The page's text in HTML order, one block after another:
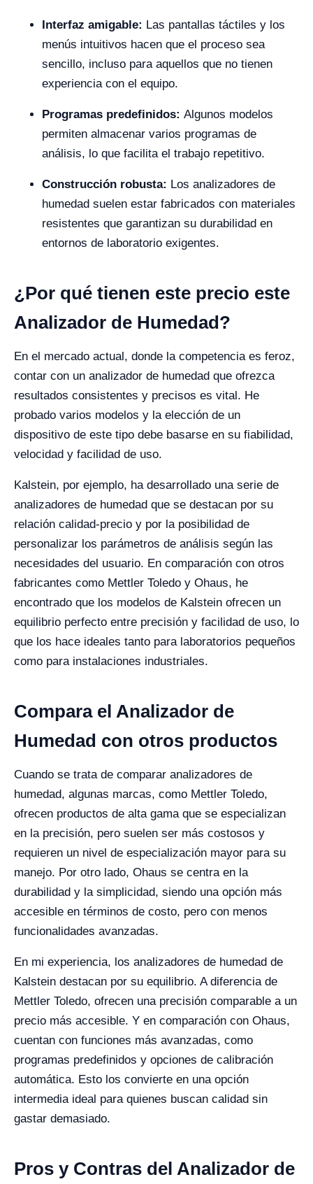
Interfaz amigable: Las pantallas táctiles y los
menús intuitivos hacen que el proceso sea
sencillo, incluso para aquellos que no tienen
experiencia con el equipo.
Programas predefinidos: Algunos modelos
permiten almacenar varios programas de
análisis, lo que facilita el trabajo repetitivo.
Construcción robusta: Los analizadores de
humedad suelen estar fabricados con materiales
resistentes que garantizan su durabilidad en
entornos de laboratorio exigentes.
¿Por qué tienen este precio este
Analizador de Humedad?
En el mercado actual, donde la competencia es feroz,
contar con un analizador de humedad que ofrezca
resultados consistentes y precisos es vital. He
probado varios modelos y la elección de un
dispositivo de este tipo debe basarse en su fiabilidad,
velocidad y facilidad de uso.
Kalstein, por ejemplo, ha desarrollado una serie de
analizadores de humedad que se destacan por su
relación calidad-precio y por la posibilidad de
personalizar los parámetros de análisis según las
necesidades del usuario. En comparación con otros
fabricantes como Mettler Toledo y Ohaus, he
encontrado que los modelos de Kalstein ofrecen un
equilibrio perfecto entre precisión y facilidad de uso, lo
que los hace ideales tanto para laboratorios pequeños
como para instalaciones industriales.
Compara el Analizador de
Humedad con otros productos
Cuando se trata de comparar analizadores de
humedad, algunas marcas, como Mettler Toledo,
ofrecen productos de alta gama que se especializan
en la precisión, pero suelen ser más costosos y
requieren un nivel de especialización mayor para su
manejo. Por otro lado, Ohaus se centra en la
durabilidad y la simplicidad, siendo una opción más
accesible en términos de costo, pero con menos
funcionalidades avanzadas.
En mi experiencia, los analizadores de humedad de
Kalstein destacan por su equilibrio. A diferencia de
Mettler Toledo, ofrecen una precisión comparable a un
precio más accesible. Y en comparación con Ohaus,
cuentan con funciones más avanzadas, como
programas predefinidos y opciones de calibración
automática. Esto los convierte en una opción
intermedia ideal para quienes buscan calidad sin
gastar demasiado.
Pros y Contras del Analizador de